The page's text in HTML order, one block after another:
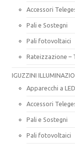
Accessori
Pali e Sostegni
Pali fotovoltaici
Rateizzazione –
IGUZZINI
Apparecchi a LED
Accessori
Pali e Sostegni
Pali fotovoltaici